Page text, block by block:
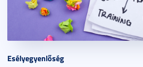
Esélyegyenlőség